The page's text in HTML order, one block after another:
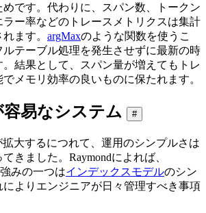
です。代わりに、スパン数、トークン
ー率などのトレースメトリクスは集計
ます。 argMaxのような関数を使うこ
ルテーブル処理を発生させずに最新の時
結果として、スパン量が増えてもトレ
メモリ効率の良いものに保たれます。
易なシステム #
拡大するにつれて、運用のシンプルさは
きました。Raymondによれば、
みの一つはインデックスモデルのシン
よりエンジニアが日々管理すべき事項